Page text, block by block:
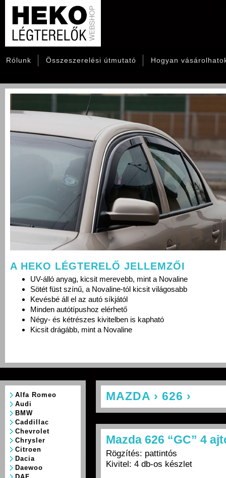
Rólunk Összeszerelési útmutató Hogyan
A HEKO LÉGTERELŐ JELLEMZŐI
UV-álló anyag, kicsit merevebb, mint a Novaline
Sötét füst színű, a Novaline-tól kicsit világosabb
Kevésbé áll el az autó síkjától
Minden autótípushoz elérhető
Négy- és kétrészes kivitelben is kapható
Kicsit drágább, mint a Novaline
Alfa Romeo
Audi
BMW
Caddillac
Chevrolet
Chrysler
Citroen
Dacia
Daewoo
MAZDA › 626 ›
Mazda 626 “GC” 4
Rögzítés: pattintós
Kivitel: 4 db-os készlet